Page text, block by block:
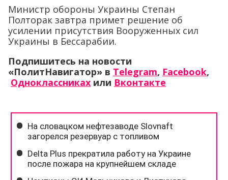
Министр обороны Украины Степан
Полторак завтра примет решение об
усилении присутствия Вооруженных сил
Украины в Бессарабии.
Подпишитесь на новости
«ПолитНавигатор» в Telegram, Facebook,
Одноклассниках или Вконтакте